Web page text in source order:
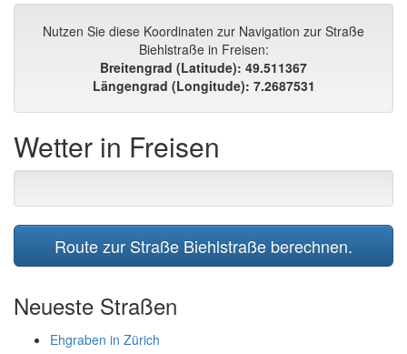
Nutzen Sie diese Koordinaten zur Navigation zur Straße
Biehlstraße in Freisen:
Breitengrad (Latitude): 49.511367
Längengrad (Longitude): 7.2687531
Wetter in Freisen
Route zur Straße Biehlstraße berechnen.
Neueste Straßen
Ehgraben in Zürich